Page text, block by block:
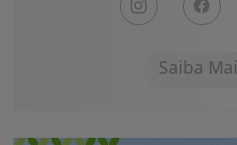
Saiba